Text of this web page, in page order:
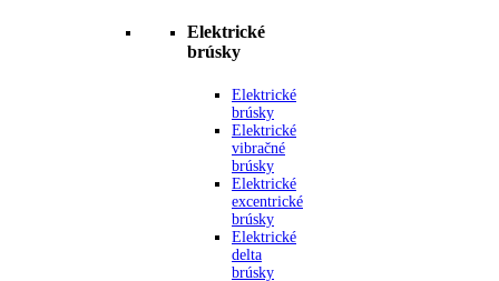
Elektrické
brúsky
Elektrické
brúsky
Elektrické
vibračné
brúsky
Elektrické
excentrické
brúsky
Elektrické
delta
brúsky